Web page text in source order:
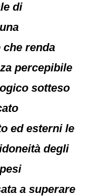
di
renda
percepibile
sotteso
ed esterni le
degli
a superare